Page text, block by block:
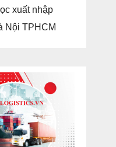
xuất nhập
Nội TPHCM